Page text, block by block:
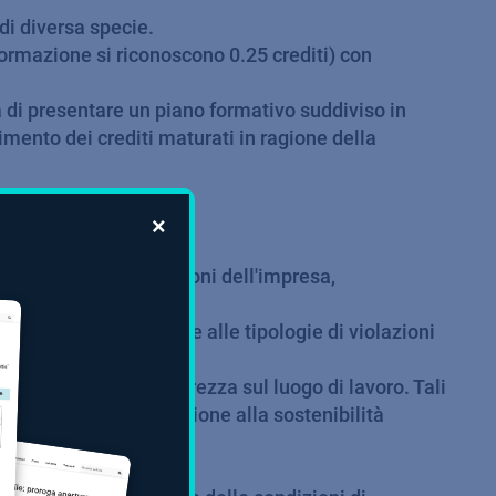
diversa specie.
si riconoscono 0.25 crediti) con
presentare un piano formativo suddiviso in
dei crediti maturati in ragione della
e le dimensioni dell'impresa,
professionali e alle tipologie di violazioni
di salute e sicurezza sul luogo di lavoro. Tali
particolare attenzione alla sostenibilità
×